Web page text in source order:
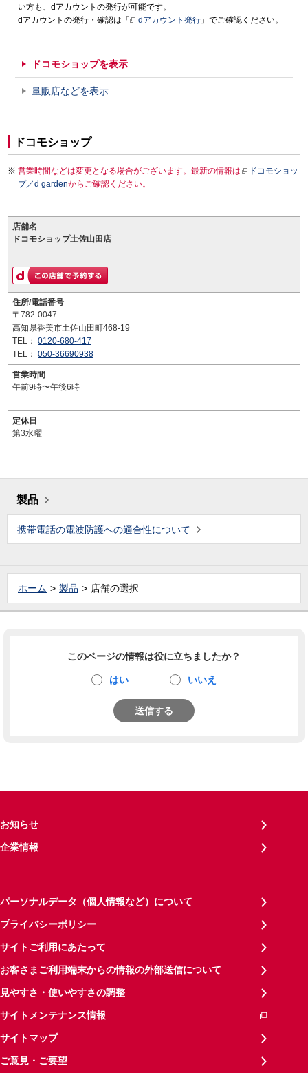
い方も、dアカウントの発行が可能です。
dアカウントの発行・確認は「
dアカウント発行 」でご確認ください。
ドコモショップを表示
量販店などを表示
ドコモショップ
営業時間などは変更となる場合がございます。最新の情報は
ドコモショッ
プ／d gardenからご確認ください。
店舗名
ドコモショップ土佐山田店
住所/電話番号
〒782-0047
高知県香美市土佐山田町468-19
TEL： 0120-680-417
TEL： 050-36690938
営業時間
午前9時〜午後6時
定休日
第3水曜
製品
携帯電話の電波防護への適合性について
ホーム 製品 店舗の選択
このページの情報は役に立ちましたか？
はい いいえ
送信する
お知らせ
企業情報
パーソナルデータ（個人情報など）について
プライバシーポリシー
サイトご利用にあたって
お客さまご利用端末からの情報の外部送信について
見やすさ・使いやすさの調整
サイトメンテナンス情報
サイトマップ
ご意見・ご要望